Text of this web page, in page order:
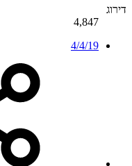
דירוג
4,847
4/4/19